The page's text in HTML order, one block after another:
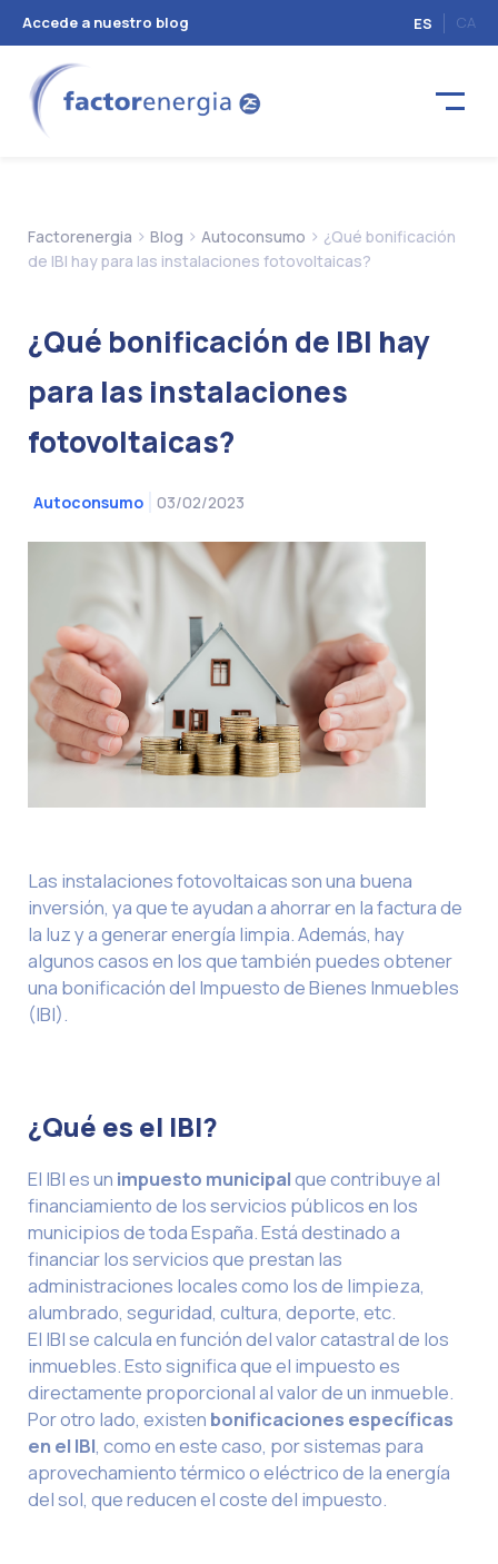
Accede a nuestro blog ES CA
Factorenergia > Blog > Autoconsumo > ¿Qué bonificación
de IBI hay para las instalaciones fotovoltaicas?
¿Qué bonificación de IBI hay
para las instalaciones
fotovoltaicas?
Autoconsumo 03/02/2023
Las instalaciones fotovoltaicas son una buena
inversión, ya que te ayudan a ahorrar en la factura de
la luz y a generar energía limpia. Además, hay
algunos casos en los que también puedes obtener
una bonificación del Impuesto de Bienes Inmuebles
(IBI).
¿Qué es el IBI?
El IBI es un impuesto municipalque contribuye al
financiamiento de los servicios públicos en los
municipios de toda España. Está destinado a
financiar los servicios que prestan las
administraciones locales como los de limpieza,
alumbrado, seguridad, cultura, deporte, etc.
El IBI se calcula en función del valor catastral de los
inmuebles. Esto significa que el impuesto es
directamente proporcional al valor de un inmueble.
Por otro lado, existen bonificaciones específicas
en el IBI, como en este caso, por sistemas para
aprovechamiento térmico o eléctrico de la energía
del sol, que reducen el coste del impuesto.